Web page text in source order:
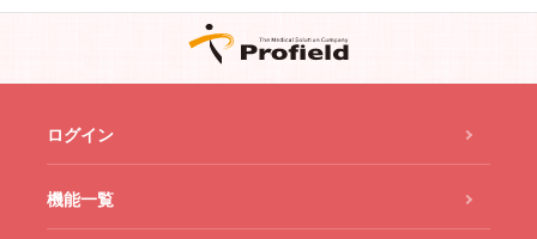
ログイン
機能一覧